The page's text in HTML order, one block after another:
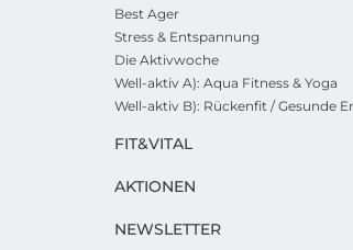
Best Ager
Stress & Entspannung
Die Aktivwoche
Well-aktiv A): Aqua Fitness & Yoga
Well-aktiv B): Rückenfit / Gesunde
FIT&VITAL
AKTIONEN
NEWSLETTER